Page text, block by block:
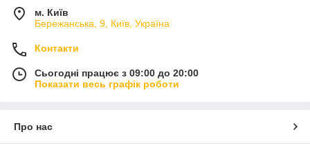
м. Київ
Бережанська, 9, Київ, Україна
Контакти
Сьогодні працює з 09:00 до 20:00
Показати весь графік роботи
Про нас